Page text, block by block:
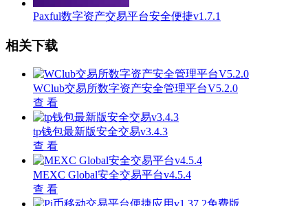
Paxful数字资产交易平台安全便捷v1.7.1
相关下载
WClub交易所数字资产安全管理平台V5.2.0
查 看
tp钱包最新版安全交易v3.4.3
查 看
MEXC Global安全交易平台v4.5.4
查 看